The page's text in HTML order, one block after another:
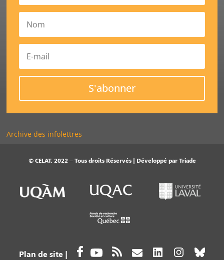
S'abonner
Archive des infolettres
© CELAT, 2022 – Tous droits Réservés | Développé parTriade
Plan de site|